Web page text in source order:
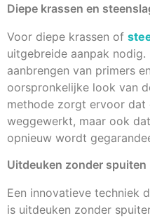
Diepe krassen en
Voor diepe krassen of
uitgebreide aanpak
aanbrengen van primers
oorspronkelijke look van
methode zorgt ervoor dat
weggewerkt, maar ook
opnieuw wordt
Uitdeuken zonder spuiten
Een innovatieve techniek
is uitdeuken zonder